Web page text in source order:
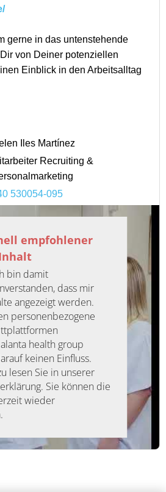
gerne in das untenstehende
von Deiner potenziellen
Einblick in den Arbeitsalltag
Iles Martínez
Recruiting &
530054-095
empfohlener
bin damit
dass mir
angezeigt werden.
personenbezogene
health group
keinen Einfluss.
lesen Sie in unserer
Sie können die
wieder